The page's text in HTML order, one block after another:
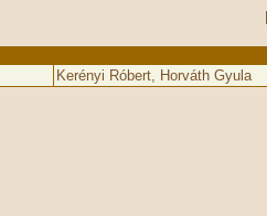
Kerényi Róbert, Horváth Gyula